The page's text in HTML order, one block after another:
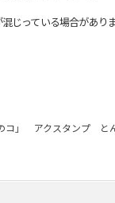
っている場合があり
コ」 アクスタンプ と